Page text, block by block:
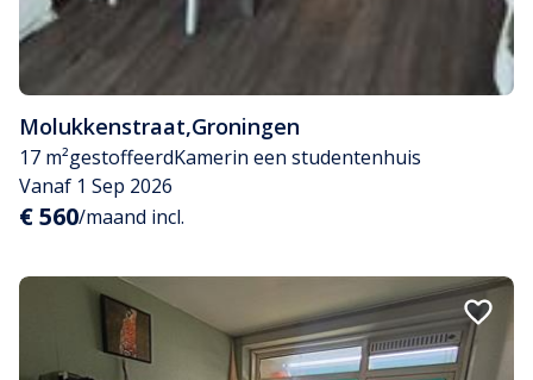
Molukkenstraat,Groningen
17 m²gestoffeerdKamerin een studentenhuis
Vanaf 1 Sep 2026
€ 560/maand incl.